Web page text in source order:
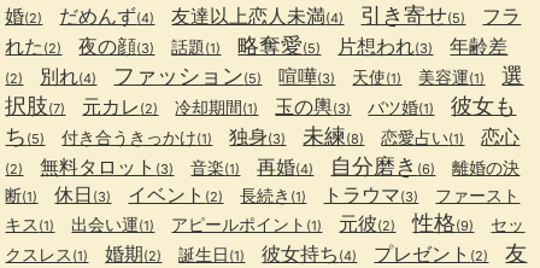
婚(2) だめんず(4) 友達以上恋人未満(4) 引き寄せ(5)
フラ
れた (2) 夜の顔(3) 話題(1) 略奪愛(5) 片想われ(3) 年齢差
(2) 別れ(4) ファッション(5) 喧嘩(3) 天使(1) 美容運(1)
選
択肢(7) 元カレ (2) 冷却期間(1) 玉の輿(3) バツ婚(1)
彼女も
ち (5) 付き合うきっかけ(1) 独身(3) 未練(8) 恋愛占い(1) 恋心
(2) 無料タロット (3) 音楽(1) 再婚(4) 自分磨き (6)
離婚の決
断(1) 休日 (3) イベント (2) 長続き (1) トラウマ(3)
ファースト
キス (1) 出会い運(1) アピールポイント (1) 元彼(2) 性格(9)
セッ
クスレス (1) 婚期(2) 誕生日 (1) 彼女持ち (4) プレゼント (2)
友